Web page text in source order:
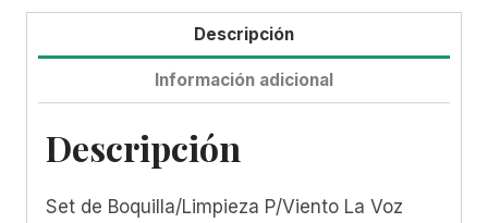
Descripción
Información adicional
Descripción
Set de Boquilla/Limpieza P/Viento La Voz